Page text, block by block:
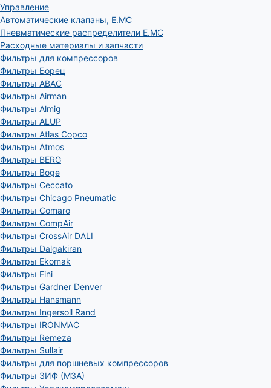
Управление
Автоматические клапаны, Е.МС
Пневматические распределители E.MC
Расходные материалы и запчасти
Фильтры для компрессоров
Фильтры Борец
Фильтры ABAC
Фильтры Airman
Фильтры Almig
Фильтры ALUP
Фильтры Atlas Copco
Фильтры Atmos
Фильтры BERG
Фильтры Boge
Фильтры Ceccato
Фильтры Chicago Pneumatic
Фильтры Comaro
Фильтры CompAir
Фильтры CrossAir DALI
Фильтры Dalgakiran
Фильтры Ekomak
Фильтры Fini
Фильтры Gardner Denver
Фильтры Hansmann
Фильтры Ingersoll Rand
Фильтры IRONMAC
Фильтры Remeza
Фильтры Sullair
Фильтры для поршневых компрессоров
Фильтры ЗИФ (МЗА)